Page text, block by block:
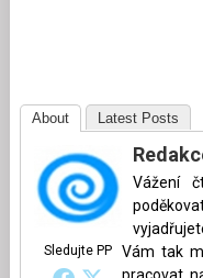
About Latest Posts
Sledujte PP
Vážení
Vám tak
pracovat